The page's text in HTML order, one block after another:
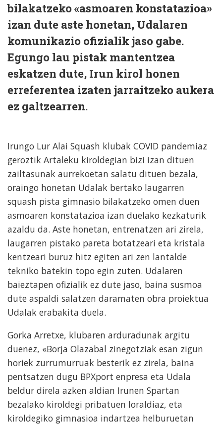
bilakatzeko «asmoaren konstatazioa»
izan dute aste honetan, Udalaren
komunikazio ofizialik jaso gabe.
Egungo lau pistak mantentzea
eskatzen dute, Irun kirol honen
erreferentea izaten jarraitzeko aukera
ez galtzearren.
Irungo Lur Alai Squash klubak COVID pandemiaz
geroztik Artaleku kiroldegian bizi izan dituen
zailtasunak aurrekoetan salatu dituen bezala,
oraingo honetan Udalak bertako laugarren
squash pista gimnasio bilakatzeko omen duen
asmoaren konstatazioa izan duelako kezkaturik
azaldu da. Aste honetan, entrenatzen ari zirela,
laugarren pistako pareta botatzeari eta kristala
kentzeari buruz hitz egiten ari zen lantalde
tekniko batekin topo egin zuten. Udalaren
baieztapen ofizialik ez dute jaso, baina susmoa
dute aspaldi salatzen daramaten obra proiektua
Udalak erabakita duela.
Gorka Arretxe, klubaren arduradunak argitu
duenez, «Borja Olazabal zinegotziak esan zigun
horiek zurrumurruak besterik ez zirela, baina
pentsatzen dugu BPXport enpresa eta Udala
beldur direla azken aldian Irunen Spartan
bezalako kiroldegi pribatuen loraldiaz, eta
kiroldegiko gimnasioa indartzea helburuetan